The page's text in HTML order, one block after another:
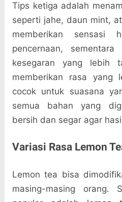
Tips ketiga adalah
seperti jahe, daun mint,
memberikan sensasi
pencernaan,
kesegaran yang lebih
memberikan rasa yang
cocok untuk suasana
semua bahan yang
bersih dan segar agar
Variasi Rasa Lemon
Lemon tea bisa
masing-masing orang.